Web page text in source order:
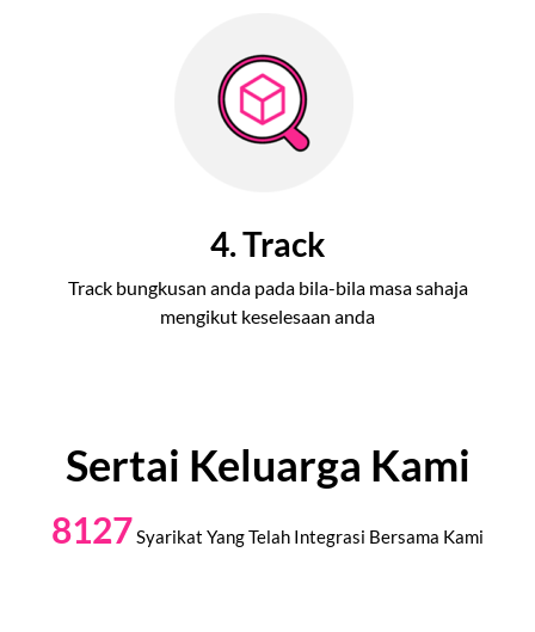
4. Track
Track bungkusan anda pada bila-bila masa sahaja
mengikut keselesaan anda
Sertai Keluarga Kami
8127Syarikat Yang Telah Integrasi Bersama Kami